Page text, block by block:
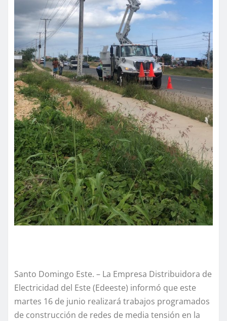
Santo Domingo Este. – La Empresa Distribuidora de
Electricidad del Este (Edeeste) informó que este
martes 16 de junio realizará trabajos programados
de construcción de redes de media tensión en la